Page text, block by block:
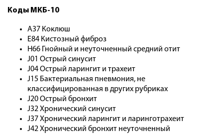
Коды МКБ-10
A37 Коклюш
E84 Кистозный фиброз
H66 Гнойный и неуточненный средний отит
J01 Острый синусит
J04 Острый ларингит и трахеит
J15 Бактериальная пневмония, не
классифицированная в других рубриках
J20 Острый бронхит
J32 Хронический синусит
J37 Хронический ларингит и ларинготрахеит
J42 Хронический бронхит неуточненный